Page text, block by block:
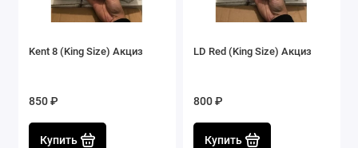
Kent 8 (King Size) Акциз
850 ₽
Купить
LD Red (King Size) Акциз
800 ₽
Купить